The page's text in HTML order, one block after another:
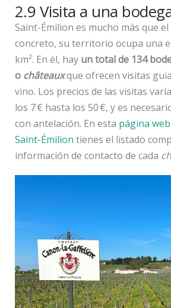
2.9 Visita a una
Saint-Émilion es mucho más que
concreto, su territorio ocupa una
km². En él, hay un total de 134
o châteauxque ofrecen visitas
vino. Los precios de las visitas
los 7 € hasta los 50 €, y es
con antelación. En esta página
Saint-Émilion tienes el listado
información de contacto de cada